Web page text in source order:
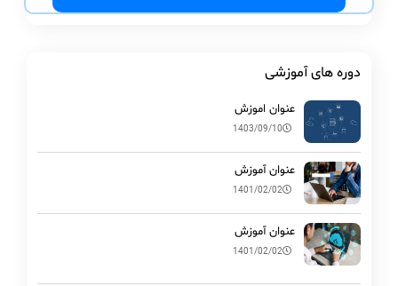
دوره های آموزشی
عنوان اموزش
1403/09/10
عنوان آموزش
1401/02/02
عنوان آموزش
1401/02/02